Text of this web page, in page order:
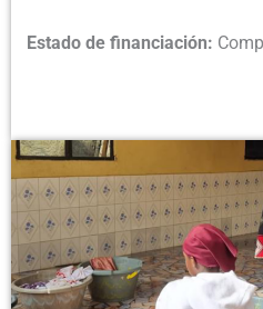
Estado de financiación: